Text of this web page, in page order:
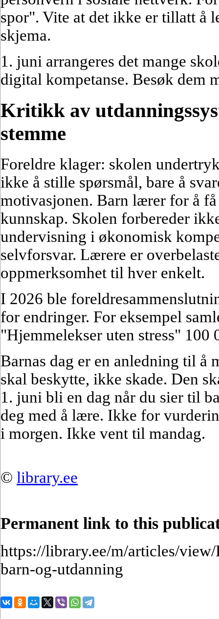
spor". Vite at det ikke er tillatt å
skjema.
1. juni arrangeres det mange
digital kompetanse. Besøk dem
Kritikk av
stemme
Foreldre klager: skolen
ikke å stille spørsmål, bare å
motivasjonen. Barn lærer for å
kunnskap. Skolen forbereder
undervisning i økonomisk
selvforsvar. Lærere er
oppmerksomhet til hver enkelt.
I 2026 ble
for endringer. For eksempel
"Hjemmelekser uten stress" 100
Barnas dag er en anledning til å
skal beskytte, ikke skade. Den
1. juni bli en dag når du sier til
deg med å lære. Ikke for
i morgen. Ikke vent til mandag.
© library.ee
Permanent link to this
https://library.ee/m/articles/
barn-og-utdanning